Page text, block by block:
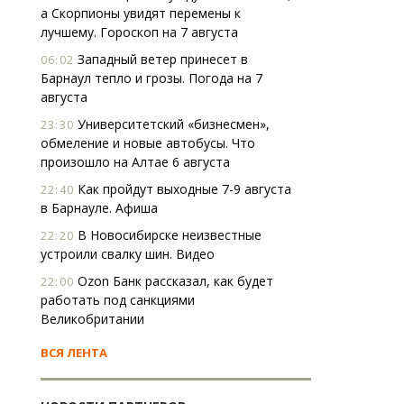
а Скорпионы увидят перемены к
лучшему. Гороскоп на 7 августа
06:02 Западный ветер принесет в
Барнаул тепло и грозы. Погода на 7
августа
23:30 Университетский «бизнесмен»,
обмеление и новые автобусы. Что
произошло на Алтае 6 августа
22:40 Как пройдут выходные 7-9 августа
в Барнауле. Афиша
22:20 В Новосибирске неизвестные
устроили свалку шин. Видео
22:00 Ozon Банк рассказал, как будет
работать под санкциями
Великобритании
ВСЯ ЛЕНТА